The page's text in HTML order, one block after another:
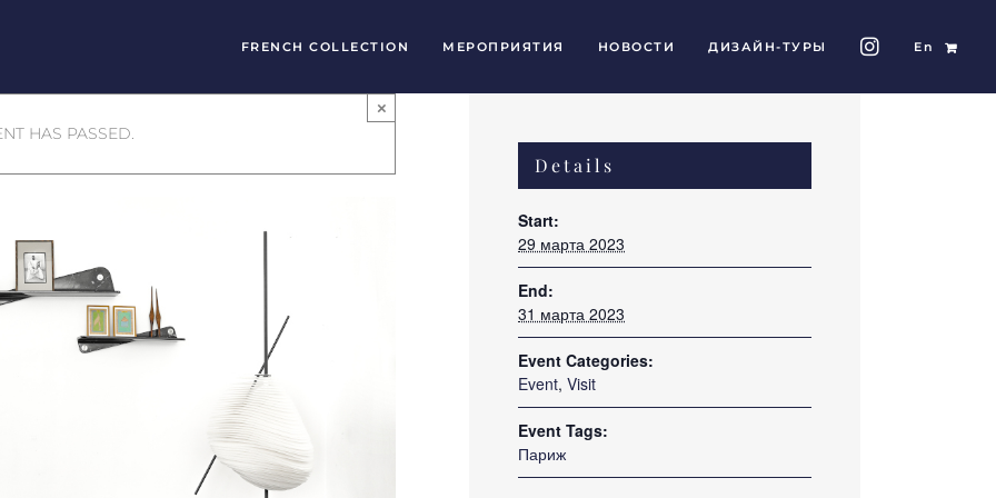
FRENCH COLLECTION МЕРОПРИЯТИЯ НОВОСТИ ДИЗАЙН-ТУРЫ En
HAS PASSED.
×
Details
Start:
29 марта 2023
End:
31 марта 2023
Event Categories:
Event, Visit
Event Tags:
Париж